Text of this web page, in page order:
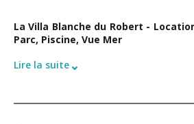
La Villa Blanche du Robert -
Parc, Piscine, Vue Mer
Lire la suite⌄